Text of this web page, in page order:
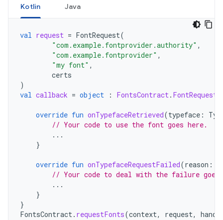
Kotlin Java
val request = FontRequest(
"com.example.fontprovider.authority" ,
"com.example.fontprovider" ,
"my font" ,
certs
)
val callback = object : FontsContract.
override fun onTypefaceRetrieved(typeface :
// Your code to use the font goes here.
...
}
override fun onTypefaceRequestFailed(reason :
// Your code to deal with the failure goes
...
}
}
FontsContract. requestFonts(context, request,